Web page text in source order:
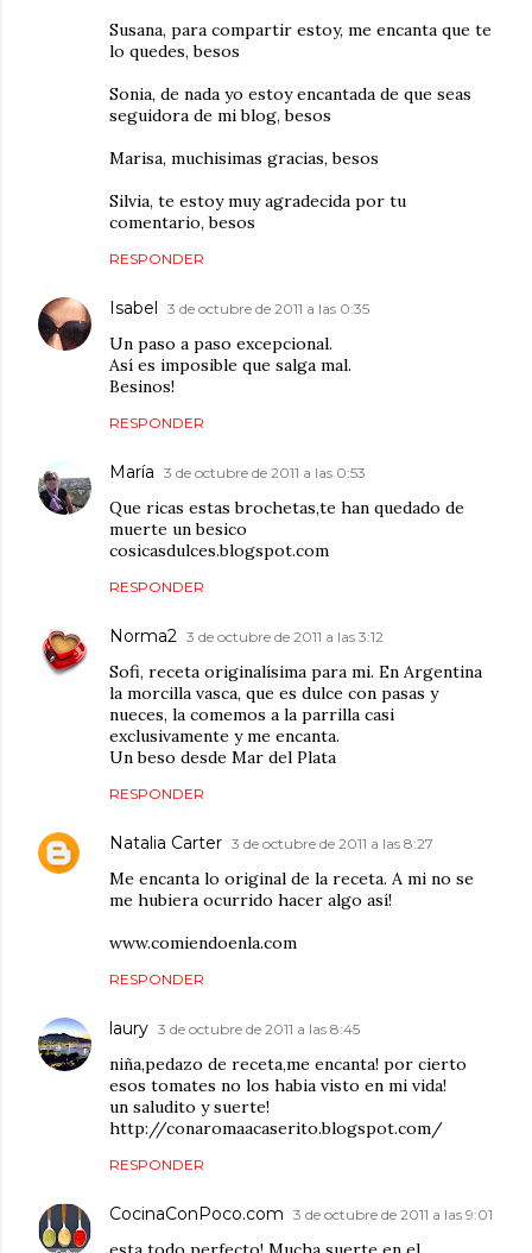
Susana, para compartir estoy, me encanta que te
lo quedes, besos
Sonia, de nada yo estoy encantada de que seas
seguidora de mi blog, besos
Marisa, muchisimas gracias, besos
Silvia, te estoy muy agradecida por tu
comentario, besos
RESPONDER
Isabel 3 de octubre de 2011 a las 0:35
Un paso a paso excepcional.
Así es imposible que salga mal.
Besinos!
RESPONDER
María 3 de octubre de 2011 a las 0:53
Que ricas estas brochetas,te han quedado de
muerte un besico
cosicasdulces.blogspot.com
RESPONDER
Norma2 3 de octubre de 2011 a las 3:12
Sofi, receta originalísima para mi. En Argentina
la morcilla vasca, que es dulce con pasas y
nueces, la comemos a la parrilla casi
exclusivamente y me encanta.
Un beso desde Mar del Plata
RESPONDER
Natalia Carter 3 de octubre de 2011 a las 8:27
Me encanta lo original de la receta. A mi no se
me hubiera ocurrido hacer algo así!
www.comiendoenla.com
RESPONDER
laury 3 de octubre de 2011 a las 8:45
niña,pedazo de receta,me encanta! por cierto
esos tomates no los habia visto en mi vida!
un saludito y suerte!
http://conaromaacaserito.blogspot.com/
RESPONDER
CocinaConPoco.com 3 de octubre de 2011 a las 9:01